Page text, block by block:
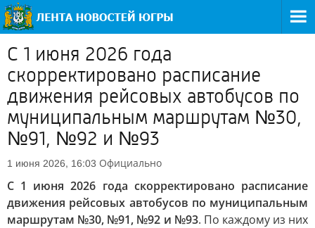
С 1 июня 2026 года
скорректировано расписание
движения рейсовых автобусов по
муниципальным маршрутам №30,
№91, №92 и №93
1 июня 2026, 16:03 Официально
С 1 июня 2026 года скорректировано расписание
движения рейсовых автобусов по муниципальным
маршрутам №30, №91, №92 и №93. По каждому из них